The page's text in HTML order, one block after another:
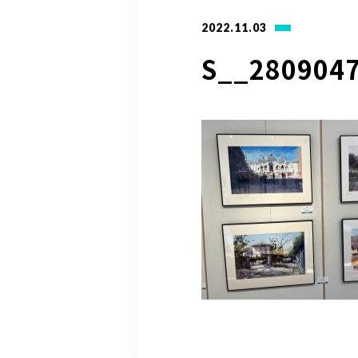
2022.11.03